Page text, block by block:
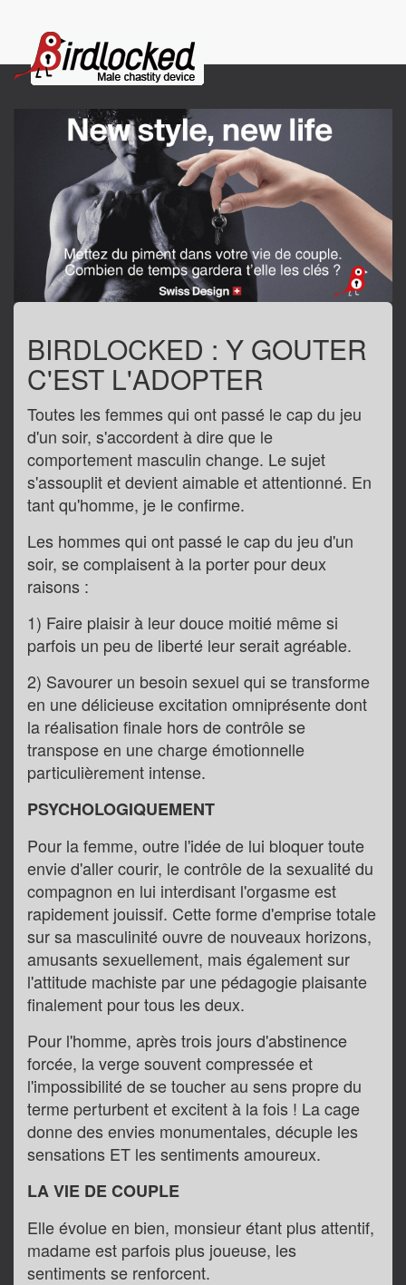
BIRDLOCKED : Y GOUTER
C'EST L'ADOPTER
Toutes les femmes qui ont passé le cap du jeu
d'un soir, s'accordent à dire que le
comportement masculin change. Le sujet
s'assouplit et devient aimable et attentionné. En
tant qu'homme, je le confirme.
Les hommes qui ont passé le cap du jeu d'un
soir, se complaisent à la porter pour deux
raisons :
1) Faire plaisir à leur douce moitié même si
parfois un peu de liberté leur serait agréable.
2) Savourer un besoin sexuel qui se transforme
en une délicieuse excitation omniprésente dont
la réalisation finale hors de contrôle se
transpose en une charge émotionnelle
particulièrement intense.
PSYCHOLOGIQUEMENT
Pour la femme, outre l'idée de lui bloquer toute
envie d'aller courir, le contrôle de la sexualité du
compagnon en lui interdisant l'orgasme est
rapidement jouissif. Cette forme d'emprise totale
sur sa masculinité ouvre de nouveaux horizons,
amusants sexuellement, mais également sur
l'attitude machiste par une pédagogie plaisante
finalement pour tous les deux.
Pour l'homme, après trois jours d'abstinence
forcée, la verge souvent compressée et
l'impossibilité de se toucher au sens propre du
terme perturbent et excitent à la fois ! La cage
donne des envies monumentales, décuple les
sensations ET les sentiments amoureux.
LA VIE DE COUPLE
Elle évolue en bien, monsieur étant plus attentif,
madame est parfois plus joueuse, les
sentiments se renforcent.